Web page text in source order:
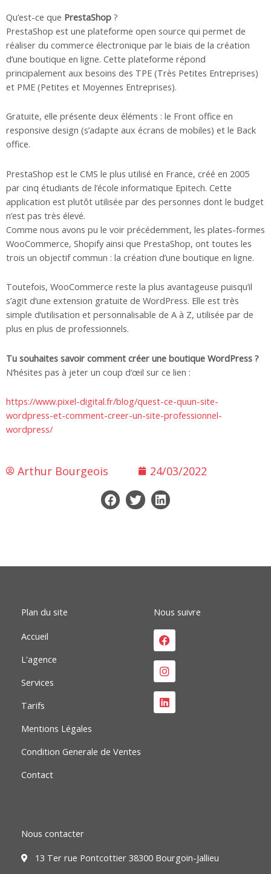
Qu’est-ce que PrestaShop ?
PrestaShop est une plateforme open source qui permet de
réaliser du commerce électronique par le biais de la création
d’une boutique en ligne. Cette plateforme répond
principalement aux besoins des TPE (Très Petites Entreprises)
et PME (Petites et Moyennes Entreprises).
Gratuite, elle présente deux éléments : le Front office en
responsive design (s’adapte aux écrans de mobiles) et le Back
office.
PrestaShop est le CMS le plus utilisé en France, créé en 2005
par cinq étudiants de l’école informatique Epitech. Cette
application est plutôt utilisée par des personnes dont le budget
n’est pas très élevé.
Comme nous avons pu le voir précédemment, les plates-formes
WooCommerce, Shopify ainsi que PrestaShop, ont toutes les
trois un objectif commun : la création d’une boutique en ligne.
Toutefois, WooCommerce reste la plus avantageuse puisqu’il
s’agit d’une extension gratuite de WordPress. Elle est très
simple d’utilisation et personnalisable de A à Z, utilisée par de
plus en plus de professionnels.
Tu souhaites savoir comment créer une boutique WordPress ?
N’hésites pas à jeter un coup d’œil sur ce lien :
https://www.pixel-digital.fr/blog/quest-ce-quun-site-
wordpress-et-comment-creer-un-site-professionnel-
wordpress/
Arthur Bourgeois 24/03/2022
Plan du site
Accueil
L'agence
Services
Tarifs
Mentions Légales
Condition Generale de Ventes
Contact
Nous suivre
Facebook
Instagram
Linkedin
Nous contacter
13 Ter rue Pontcottier 38300 Bourgoin-Jallieu